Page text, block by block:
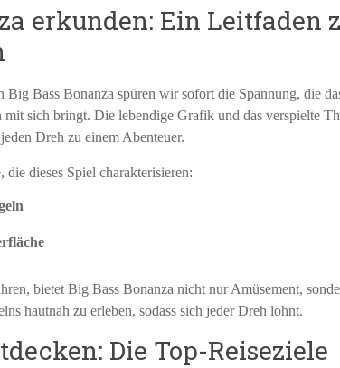
erkunden: Ein Leitfaden
Bass Bonanza spüren wir sofort die Spannung, die
mit sich bringt. Die lebendige Grafik und das verspielte
Dreh zu einem Abenteuer.
dieses Spiel charakterisieren:
bietet Big Bass Bonanza nicht nur Amüsement,
hautnah zu erleben, sodass sich jeder Dreh lohnt.
Die Top-Reiseziele